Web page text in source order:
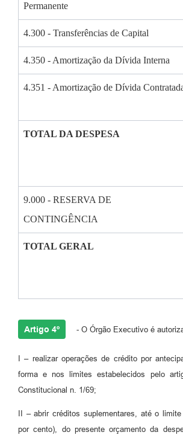
Permanente
4.300 - Transferências de Capital
4.350 - Amortização da Dívida Interna
4.351 - Amortização de Dívida
TOTAL DA DESPESA
9.000 - RESERVA DE
CONTINGÊNCIA
TOTAL GERAL
Artigo 4º - O Órgão Executivo é
I – realizar operações de crédito por
forma e nos limites estabelecidos pelo
Constitucional n. 1/69;
II – abrir créditos suplementares, até o
por cento), do presente orçamento da